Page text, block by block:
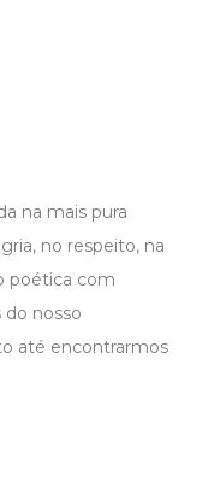
na mais pura
no respeito, na
poética com
do nosso
até encontrarmos